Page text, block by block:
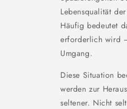
Lebensqualität
Häufig bedeutet
erforderlich wird
Umgang.
Diese Situation
werden zur
seltener. Nicht